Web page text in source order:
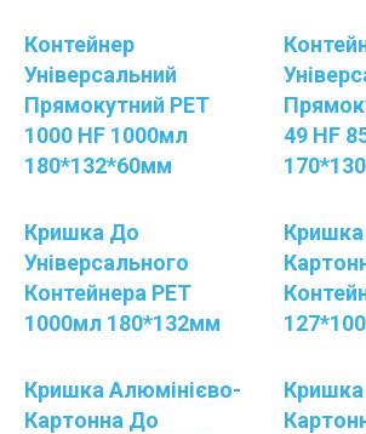
Контейнер
Універсальний
Прямокутний PET
1000 НF 1000мл
180*132*60мм
49 HF
Кришка До
Універсального
Контейнера РЕТ
1000мл 180*132мм
Кришка
Кришка Алюмінієво-
Картонна До
Кришка